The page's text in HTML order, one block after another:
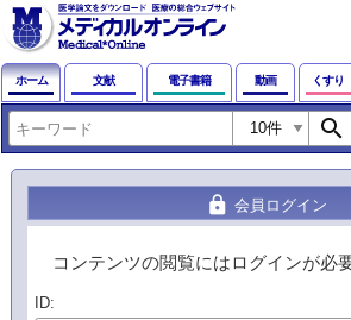
ホーム 文献 電子書籍 動画 くすり
search
lock 会員ログイン
コンテンツの閲覧にはログインが必
ID